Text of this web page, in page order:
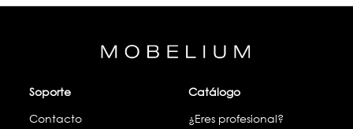
Soporte
Contacto
Catálogo
¿Eres profesional?